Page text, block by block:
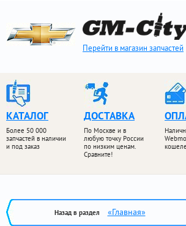
Перейти в магазин запчастей
КАТАЛОГ
Более 50 000
запчастей в наличии
и под заказ
ДОСТАВКА
По Москве и в
любую точку России
по низким ценам.
Сравните!
Назад в раздел «Главная»